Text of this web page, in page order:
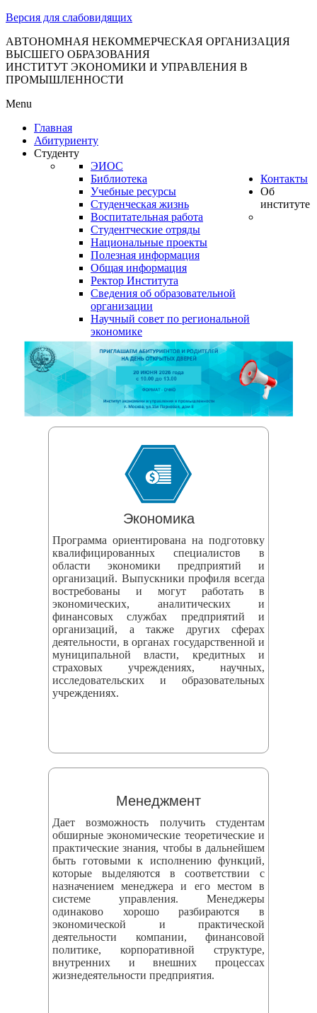
Версия для слабовидящих
АВТОНОМНАЯ НЕКОММЕРЧЕСКАЯ ОРГАНИЗАЦИЯ
ВЫСШЕГО ОБРАЗОВАНИЯ
ИНСТИТУТ ЭКОНОМИКИ И УПРАВЛЕНИЯ В
ПРОМЫШЛЕННОСТИ
Menu
Главная
Абитуриенту
Студенту
ЭИОС
Библиотека
Учебные ресурсы
Студенческая жизнь
Воспитательная работа
Студентческие отряды
Национальные проекты
Полезная информация
Контакты
Об
институте
Общая информация
Ректор Института
Сведения об образовательной
организации
Научный совет по региональной
экономике
Экономика
Программа ориентирована на подготовку
квалифицированных специалистов в
области экономики предприятий и
организаций. Выпускники профиля всегда
востребованы и могут работать в
экономических, аналитических и
финансовых службах предприятий и
организаций, а также других сферах
деятельности, в органах государственной и
муниципальной власти, кредитных и
страховых учреждениях, научных,
исследовательских и образовательных
учреждениях.
Менеджмент
Дает возможность получить студентам
обширные экономические теоретические и
практические знания, чтобы в дальнейшем
быть готовыми к исполнению функций,
которые выделяются в соответствии с
назначением менеджера и его местом в
системе управления. Менеджеры
одинаково хорошо разбираются в
экономической и практической
деятельности компании, финансовой
политике, корпоративной структуре,
внутренних и внешних процессах
жизнедеятельности предприятия.